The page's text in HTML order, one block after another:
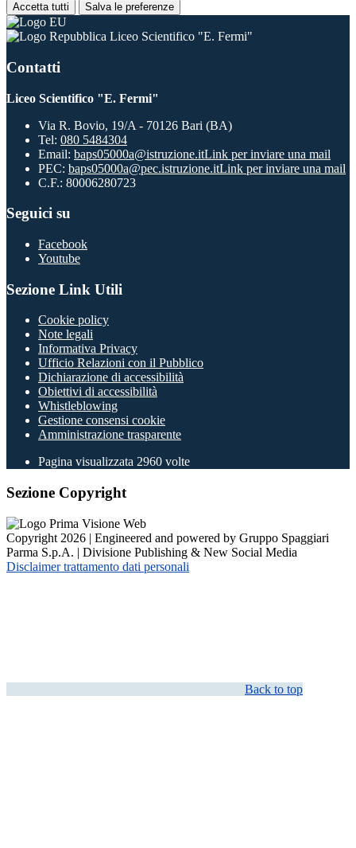
Accetta tutti Salva le preferenze
Liceo Scientifico "E. Fermi"
Contatti
Liceo Scientifico "E. Fermi"
Via R. Bovio, 19/A - 70126 Bari (BA)
Tel: 080 5484304
Email: baps05000a@istruzione.itLink per inviare una mail
PEC: baps05000a@pec.istruzione.itLink per inviare una mail
C.F.: 80006280723
Seguici su
Facebook
Youtube
Sezione Link Utili
Cookie policy
Note legali
Informativa Privacy
Ufficio Relazioni con il Pubblico
Dichiarazione di accessibilità
Obiettivi di accessibilità
Whistleblowing
Gestione consensi cookie
Amministrazione trasparente
Pagina visualizzata 2960 volte
Sezione Copyright
Copyright 2026 | Engineered and powered by Gruppo Spaggiari
Parma S.p.A. | Divisione Publishing & New Social Media
Disclaimer trattamento dati personali
Back to top